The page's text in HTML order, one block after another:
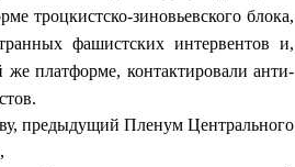
троцкистско-зиновьевского блока,
фашистских интервентов и,
платформе, контактировали анти­
предыдущий Пленум Центрального